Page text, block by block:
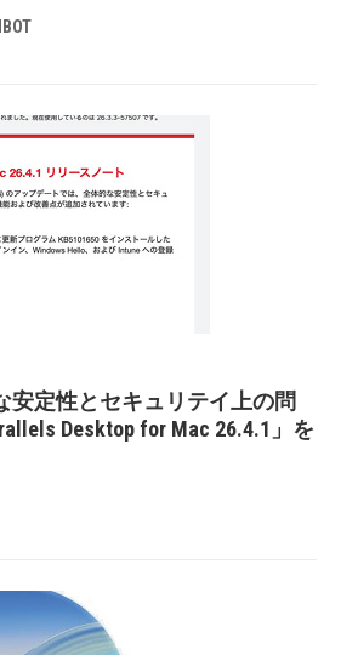
安定性とセキュリテイ上の問
Desktop for Mac 26.4.1」を